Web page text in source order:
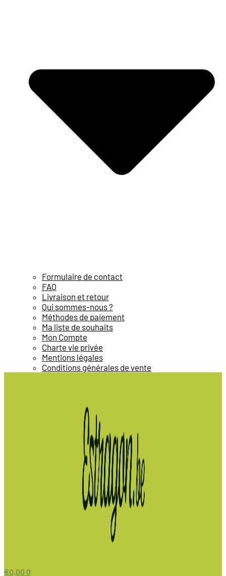
Formulaire de contact
FAQ
Livraison et retour
Qui sommes-nous ?
Méthodes de paiement
Ma liste de souhaits
Mon Compte
Charte vie privée
Mentions légales
Conditions générales de vente
€0,00 0